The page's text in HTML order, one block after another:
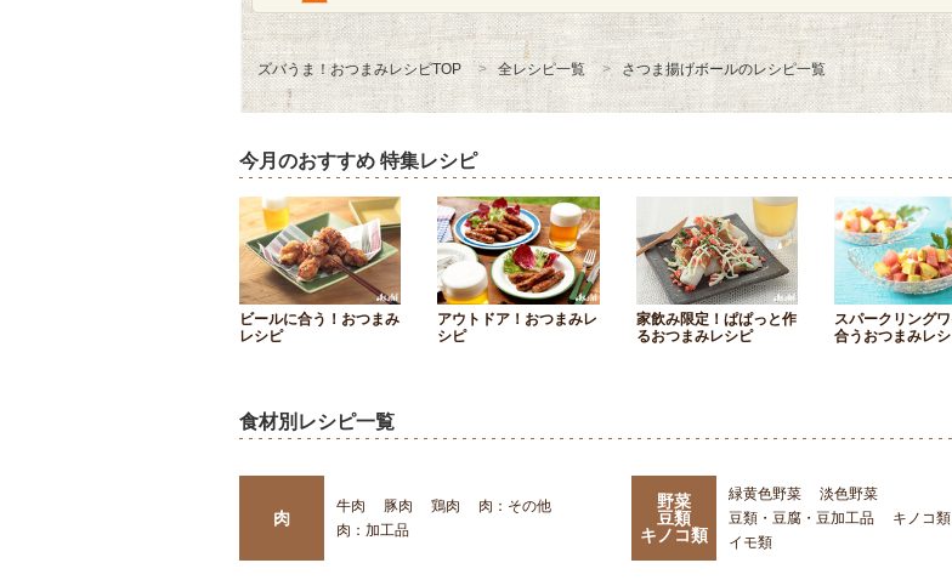
ズバうま！おつまみレシピTOP 全レシピ一覧 さつま揚げボールのレシピ一覧
今月のおすすめ 特集レシピ
ビールに合う！おつまみ
レシピ
アウトドア！おつまみレ
シピ
家飲み限定！ぱぱっと作
るおつまみレシピ
スパークリング
合うおつまみレ
食材別レシピ一覧
肉
牛肉 豚肉 鶏肉
肉：その他
肉：加工品
野菜
豆類
キノコ類
緑黄色野菜
淡色野菜
豆類・豆腐・豆加工品
キノコ類
イモ類